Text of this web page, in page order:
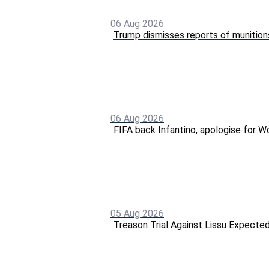
06 Aug 2026
Trump dismisses reports of
06 Aug 2026
FIFA back Infantino, apologise for
05 Aug 2026
Treason Trial Against Lissu